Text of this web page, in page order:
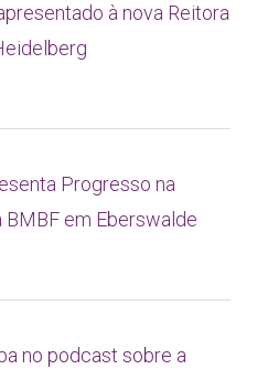
à nova Reitora
Progresso na
BMBF em Eberswalde
no podcast sobre a